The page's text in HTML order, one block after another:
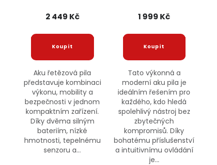
2 449 Kč
Aku řetězová pila
představuje kombinaci
výkonu, mobility a
bezpečnosti v jednom
kompaktním zařízení.
Díky dvěma silným
bateriím, nízké
hmotnosti, tepelnému
senzoru a...
1 999 Kč
Tato výkonná a
moderní aku pila je
ideálním řešením pro
každého, kdo hledá
spolehlivý nástroj bez
zbytečných
kompromisů. Díky
bohatému příslušenství
a intuitivnímu ovládání
je...